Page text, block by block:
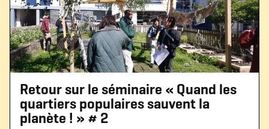
Retour sur le séminaire « Quand les
quartiers populaires sauvent la
planète ! » # 2